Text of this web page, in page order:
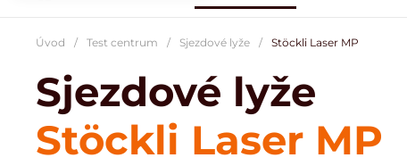
Úvod Test centrum Sjezdové lyže Stöckli Laser MP
Sjezdové lyže
Stöckli Laser MP